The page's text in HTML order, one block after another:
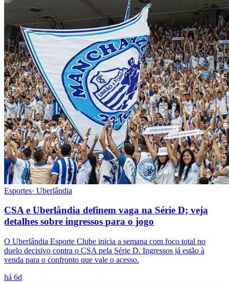
Esportes· Uberlândia
CSA e Uberlândia definem vaga na Série D; veja
detalhes sobre ingressos para o jogo
O Uberlândia Esporte Clube inicia a semana com foco total no
duelo decisivo contra o CSA pela Série D. Ingressos já estão à
venda para o confronto que vale o acesso.
há 6d